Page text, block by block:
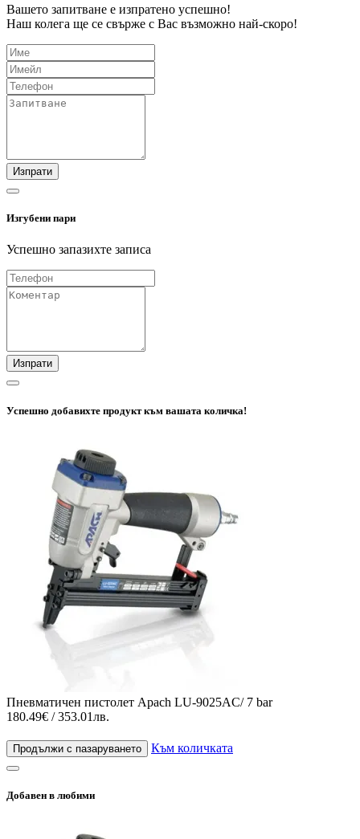
Вашето запитване е изпратено успешно!
Наш колега ще се свърже с Вас възможно най-скоро!
Изпрати
Изгубени пари
Успешно запазихте записа
Изпрати
Успешно добавихте продукт към вашата количка!
Пневматичен пистолет Apach LU-9025AC/ 7 bar
180.49€ / 353.01лв.
Продължи с пазаруването Към количката
Добавен в любими